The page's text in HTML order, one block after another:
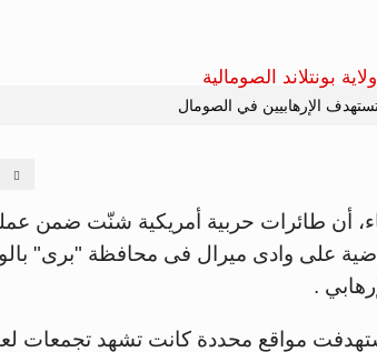
الإرهابيين في الصومال
أن طائرات حربية أمريكية شنّت ضمن
على وادى ميرال فى محافظة "برى"
.
استهدفت مواقع محددة كانت تشهد تجمعات